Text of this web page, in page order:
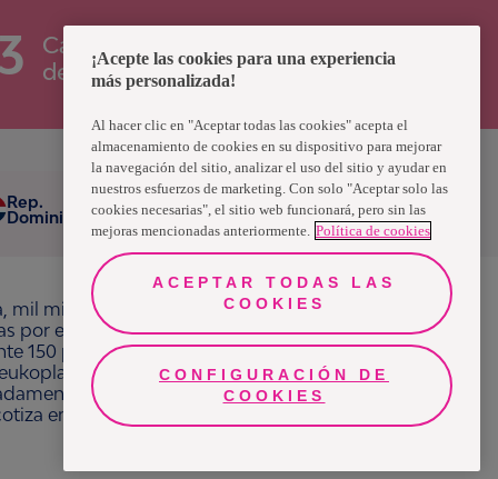
ChatWhatsapp
Calificación promedio
de este producto
Rep.
Dominicana
millones de personas, en todo el mundo,
por el bienestar en beneficio de consumidores,
150 países bajo las principales marcas
Libero, Libresse, Lotus, Modibodi,
13 mil millones de euros y empleó a
en Nasdaq Estocolmo. Más información en
¡Acepte las cookies para una experiencia
más personalizada!
Al hacer clic en "Aceptar todas las cookies" acepta el
almacenamiento de cookies en su dispositivo para mejorar
la navegación del sitio, analizar el uso del sitio y ayudar en
nuestros esfuerzos de marketing. Con solo "Aceptar solo las
cookies necesarias", el sitio web funcionará, pero sin las
mejoras mencionadas anteriormente. Política de cookies
ACEPTAR TODAS LAS
COOKIES
CONFIGURACIÓN DE
COOKIES